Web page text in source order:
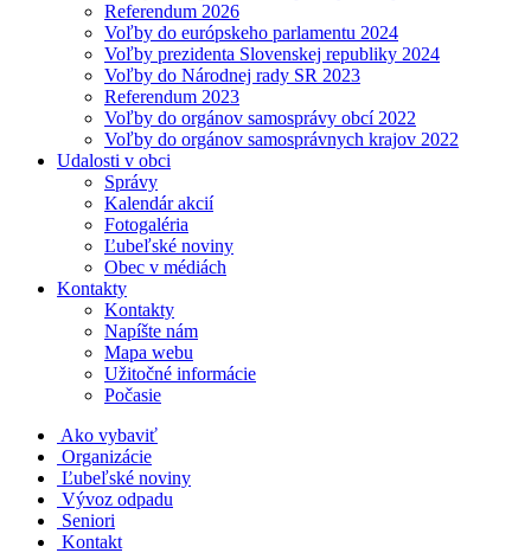
Referendum 2026
Voľby do európskeho parlamentu 2024
Voľby prezidenta Slovenskej republiky 2024
Voľby do Národnej rady SR 2023
Referendum 2023
Voľby do orgánov samosprávy obcí 2022
Voľby do orgánov samosprávnych krajov 2022
Udalosti v obci
Správy
Kalendár akcií
Fotogaléria
Ľubeľské noviny
Obec v médiách
Kontakty
Kontakty
Napíšte nám
Mapa webu
Užitočné informácie
Počasie
Ako vybaviť
Organizácie
Ľubeľské noviny
Vývoz odpadu
Seniori
Kontakt